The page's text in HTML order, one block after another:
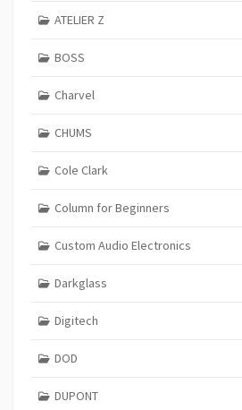
ATELIER Z
BOSS
Charvel
CHUMS
Cole Clark
Column for Beginners
Custom Audio Electronics
Darkglass
Digitech
DOD
DUPONT